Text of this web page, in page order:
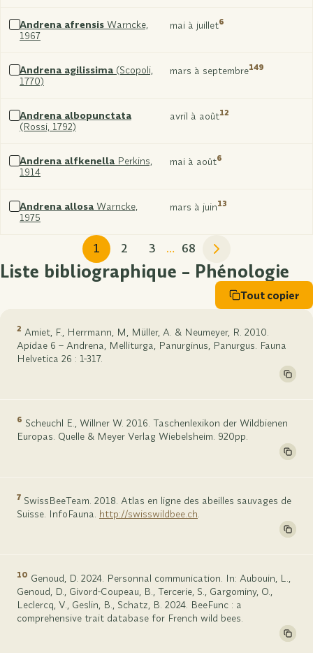
Sélectionner
Andrena afrensis Warncke,
1967
mai à juillet6
Sélectionner
Andrena agilissima (Scopoli,
1770)
mars à septembre149
Sélectionner
Andrena albopunctata
(Rossi, 1792)
avril à août12
Sélectionner
Andrena alfkenella Perkins,
1914
mai à août6
Sélectionner
Andrena allosa Warncke,
1975
mars à juin13
1 2 3 … 68
Liste bibliographique – Phénologie
Tout copier
2 Amiet, F., Herrmann, M, Müller, A. & Neumeyer, R. 2010.
Apidae 6 – Andrena, Melliturga, Panurginus, Panurgus. Fauna
Helvetica 26 : 1-317.
6 Scheuchl E., Willner W. 2016. Taschenlexikon der Wildbienen
Europas. Quelle & Meyer Verlag Wiebelsheim. 920pp.
7 SwissBeeTeam. 2018. Atlas en ligne des abeilles sauvages de
Suisse. InfoFauna. http://swisswildbee.ch.
10 Genoud, D. 2024. Personnal communication. In: Aubouin, L.,
Genoud, D., Givord-Coupeau, B., Tercerie, S., Gargominy, O.,
Leclercq, V., Geslin, B., Schatz, B. 2024. BeeFunc : a
comprehensive trait database for French wild bees.